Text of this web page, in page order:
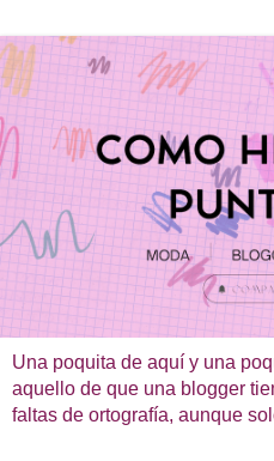
Una poquita de aquí y una
aquello de que una blogger
faltas de ortografía, aunque